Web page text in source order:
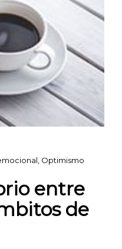
, Optimismo
entre
de